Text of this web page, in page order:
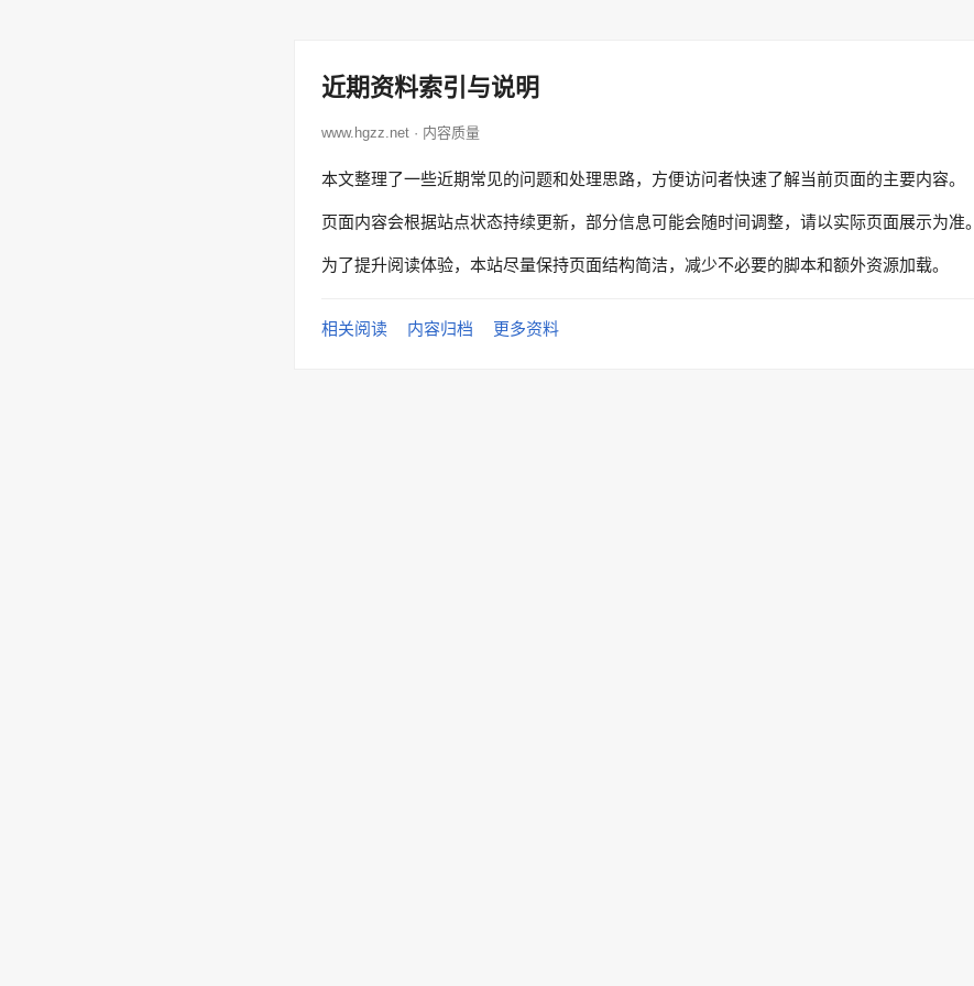
近期资料索引与说明
www.hgzz.net · 内容质量
本文整理了一些近期常见的问题和处理思路，方便访问者快速了解当前页面的主要内容。
页面内容会根据站点状态持续更新，部分信息可能会随时间调整，请以实际页面展示为准。
为了提升阅读体验，本站尽量保持页面结构简洁，减少不必要的脚本和额外资源加载。
相关阅读 内容归档 更多资料